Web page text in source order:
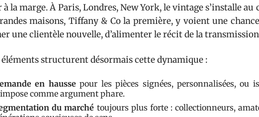
à la marge. À Paris, Londres, New York, le vintage s’installe
maisons, Tiffany & Co la première, y voient une
une clientèle nouvelle, d’alimenter le récit de la
structurent désormais cette dynamique :
en haussepour les pièces signées, personnalisées, ou
comme argument phare.
du marché toujours plus forte : collectionneurs,